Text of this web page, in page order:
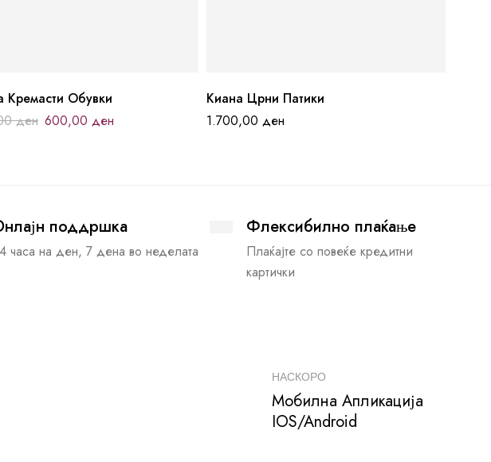
Кремасти Обувки
ден 600,00 ден
Киана Црни Патики
1.700,00 ден
поддршка
часа на ден, 7 дена во неделата
Флексибилно плаќање
Плаќајте со повеќе кредитни
картички
НАСКОРО
Мобилна Апликација
IOS/Android